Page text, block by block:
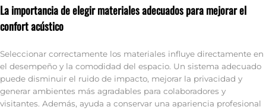
La importancia de elegir materiales adecuados para mejorar el
confort acústico
Seleccionar correctamente los materiales influye directamente en
el desempeño y la comodidad del espacio. Un sistema adecuado
puede disminuir el ruido de impacto, mejorar la privacidad y
generar ambientes más agradables para colaboradores y
visitantes. Además, ayuda a conservar una apariencia profesional